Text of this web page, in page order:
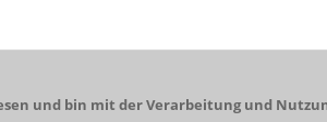
und bin mit der Verarbeitung und